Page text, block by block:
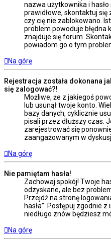
nazwa użytkownika i
prawidłowe, skontaktuj się
czy cię nie zablokowano.
problem powoduje błędna
znajduje się forum.
powiadom go o tym
Na górę
Rejestracja została dokonana
się zalogować?!
Możliwe, że z jakiegoś
lub usunął twoje konto.
bazy danych, cyklicznie
pisali przez dłuższy czas.
zarejestrować się
zaangażowanym w
Na górę
Nie pamiętam hasła!
Zachowaj spokój! Twoje
odzyskane, ale bez
Przejdź na stronę
hasła”. Postępuj zgodnie
niedługo znów będziesz
Na górę